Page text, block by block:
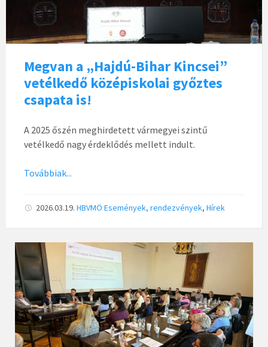
Megvan a „Hajdú-Bihar Kincsei”
vetélkedő középiskolai győztes
csapata is!
A 2025 őszén meghirdetett vármegyei szintű
vetélkedő nagy érdeklődés mellett indult.
Továbbiak...
2026.03.19. HBVMÖ Események, rendezvények, Hírek